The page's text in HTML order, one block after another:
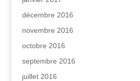
décembre 2016
novembre 2016
octobre 2016
septembre 2016
juillet 2016